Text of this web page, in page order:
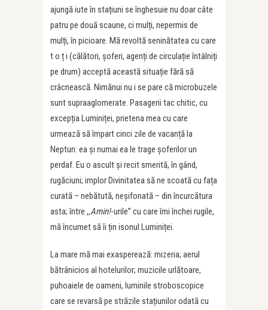
ajungă iute în stațiuni se înghesuie nu doar câte
patru pe două scaune, ci mulți, nepermis de
mulți, în picioare. Mă revoltă seninătatea cu care
t o ț i (călători, șoferi, agenți de circulație întâlniți
pe drum) acceptă această situație fără să
crâcnească. Nimănui nu i se pare că microbuzele
sunt supraaglomerate. Pasagerii tac chitic, cu
excepția Luminiței, prietena mea cu care
urmează să împart cinci zile de vacanță la
Neptun: ea și numai ea le trage șoferilor un
perdaf. Eu o ascult și recit smerită, în gând,
rugăciuni; implor Divinitatea să ne scoată cu fața
curată – nebătută, neșifonată – din încurcătura
asta; între ,,Amin!-urile” cu care îmi închei rugile,
mă încumet să îi țin isonul Luminiței.
La mare mă mai exasperează: mizeria; aerul
bătrânicios al hotelurilor; muzicile urlătoare,
puhoaiele de oameni, luminile stroboscopice
care se revarsă pe străzile stațiunilor odată cu